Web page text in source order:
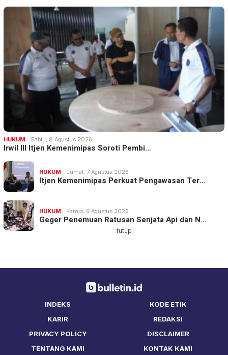
HUKUM Sabtu, 8 Agustus 2026
Irwil III Itjen Kemenimipas Soroti Pembi…
HUKUM Jumat, 7 Agustus 2026
Itjen Kemenimipas Perkuat Pengawasan Ter…
HUKUM Kamis, 6 Agustus 2026
Geger Penemuan Ratusan Senjata Api dan N…
INDEKS
KODE ETIK
KARIR
REDAKSI
PRIVACY POLICY
DISCLAIMER
TENTANG KAMI
KONTAK KAMI
tutup